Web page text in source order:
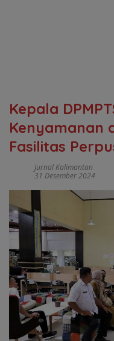
Kepala
Kenyamanan
Fasilitas
Jurnal Kalimantan
31 Desember 2024